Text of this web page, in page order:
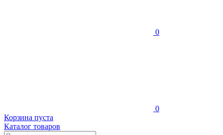
0
0
Корзина пуста
Каталог товаров